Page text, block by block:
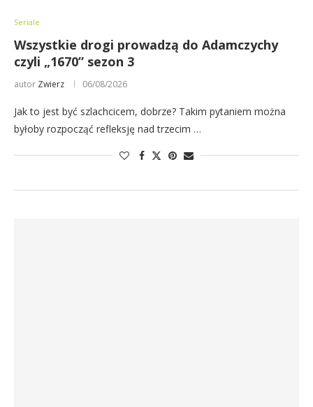
Seriale
Wszystkie drogi prowadzą do Adamczychy
czyli „1670” sezon 3
autor Zwierz 06/08/2026
Jak to jest być szlachcicem, dobrze? Takim pytaniem można
byłoby rozpocząć refleksję nad trzecim …